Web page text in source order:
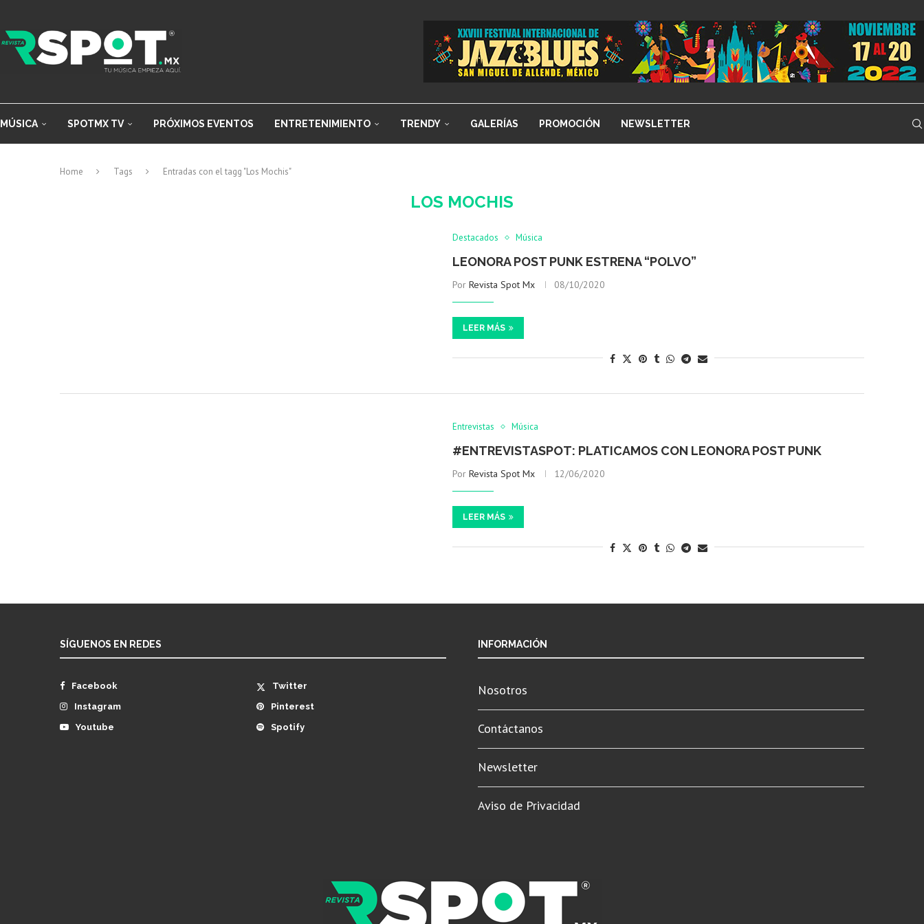
MÚSICA SPOTMX TV PRÓXIMOS EVENTOS ENTRETENIMIENTO TRENDY GALERÍAS PROMOCIÓN NEWSLETTER
Home Tags Entradas con el tagg "Los Mochis"
LOS MOCHIS
Destacados Música
LEONORA POST PUNK ESTRENA “POLVO”
PorRevista Spot Mx 08/10/2020
LEER MÁS
Entrevistas Música
#ENTREVISTASPOT: PLATICAMOS CON LEONORA POST PUNK
PorRevista Spot Mx 12/06/2020
LEER MÁS
SÍGUENOS EN REDES
Facebook
Twitter
Instagram
Pinterest
Youtube
Spotify
INFORMACIÓN
Nosotros
Contáctanos
Newsletter
Aviso de Privacidad